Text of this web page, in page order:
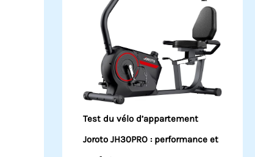
Test du vélo d’appartement
Joroto JH30PRO : performance et